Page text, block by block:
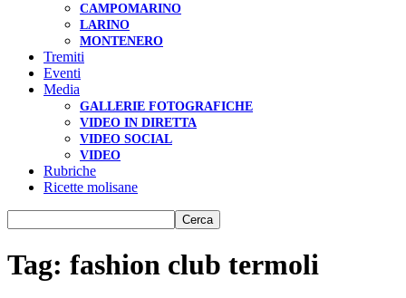
CAMPOMARINO
LARINO
MONTENERO
Tremiti
Eventi
Media
GALLERIE FOTOGRAFICHE
VIDEO IN DIRETTA
VIDEO SOCIAL
VIDEO
Rubriche
Ricette molisane
Tag: fashion club termoli